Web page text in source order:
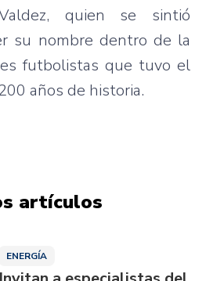
quien se sintió
su nombre dentro de la
futbolistas que tuvo el
años de historia.
artículos
ENERGÍA